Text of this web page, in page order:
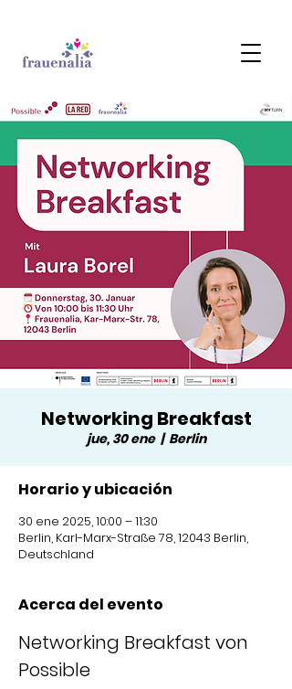
Networking Breakfast
jue, 30 ene
  |
Berlin
Horario y ubicación
30 ene 2025, 10:00 – 11:30
Berlin, Karl-Marx-Straße 78, 12043 Berlin,
Deutschland
Acerca del evento
Networking Breakfast von
Possible